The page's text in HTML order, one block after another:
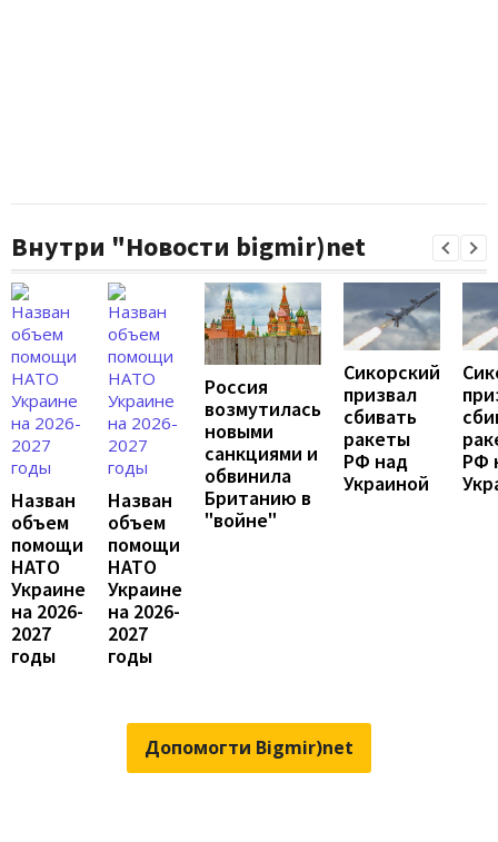
Внутри "Новости bigmir)net
Назван
объем
помощи
НАТО
Украине
на 2026-
2027
годы
Назван
объем
помощи
НАТО
Украине
на 2026-
2027
годы
Россия
возмутилась
новыми
санкциями и
обвинила
Британию в
"войне"
Сикорский
призвал
сбивать
ракеты
РФ над
Украиной
РФ
Допомогти Bigmir)net